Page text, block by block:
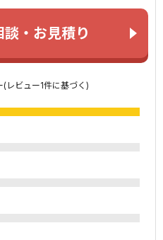
談・お見積り
レビュー1件に基づく)